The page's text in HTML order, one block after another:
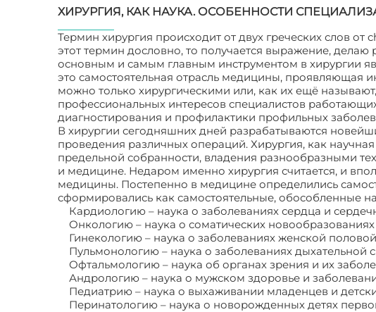
ХИРУРГИЯ, КАК НАУКА. ОСОБЕННОСТИ
Термин хирургия происходит от двух греческих слов
этот термин дословно, то получается выражение,
основным и самым главным инструментом в хирургии
это самостоятельная отрасль медицины, проявляющая
можно только хирургическими или, как их ещё
профессиональных интересов специалистов
диагностирования и профилактики профильных
В хирургии сегодняшних дней разрабатываются
проведения различных операций. Хирургия, как
предельной собранности, владения разнообразными
и медицине. Недаром именно хирургия считается, и
медицины. Постепенно в медицине определились
сформировались как самостоятельные, обособленные
Кардиологию – наука о заболеваниях сердца и
Онкологию – наука о соматических
Гинекологию – наука о заболеваниях женской
Пульмонологию – наука о заболеваниях дыхательной
Офтальмологию – наука об органах зрения и их
Андрологию – наука о мужском здоровье и
Педиатрию – наука о выхаживании младенцев и
Перинатологию – наука о новорожденных детях